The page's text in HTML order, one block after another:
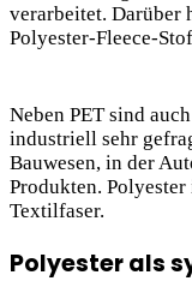
verarbeitet. Darüber
Polyester-Fleece-
Neben PET sind
industriell sehr
Bauwesen, in der
Produkten.
Textilfaser.
Polyester als